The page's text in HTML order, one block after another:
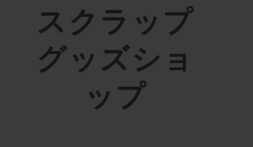
スクラップ
グッズショ
ップ